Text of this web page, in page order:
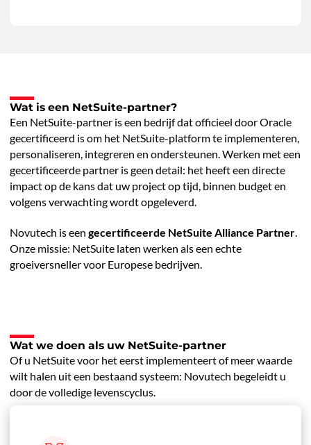
Wat is een NetSuite-partner?
Een NetSuite-partner is een bedrijf dat officieel door Oracle
gecertificeerd is om het NetSuite-platform te implementeren,
personaliseren, integreren en ondersteunen. Werken met een
gecertificeerde partner is geen detail: het heeft een directe
impact op de kans dat uw project op tijd, binnen budget en
volgens verwachting wordt opgeleverd.
Novutech is een gecertificeerde NetSuite Alliance Partner.
Onze missie: NetSuite laten werken als een echte
groeiversneller voor Europese bedrijven.
Wat we doen als uw NetSuite-partner
Of u NetSuite voor het eerst implementeert of meer waarde
wilt halen uit een bestaand systeem: Novutech begeleidt u
door de volledige levenscyclus.